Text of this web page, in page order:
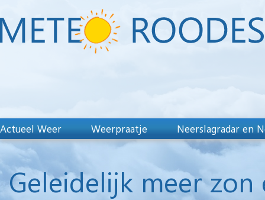
Actueel Weer Weerpraatje Neerslagradar en
Geleidelijk meer